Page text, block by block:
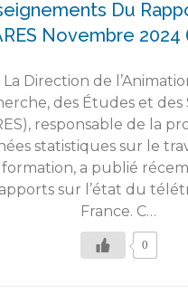
Du
Novembre 2024
La Direction de
des Études et des
responsable de la
statistiques sur le
formation, a publié
sur l’état du
France. C…
0